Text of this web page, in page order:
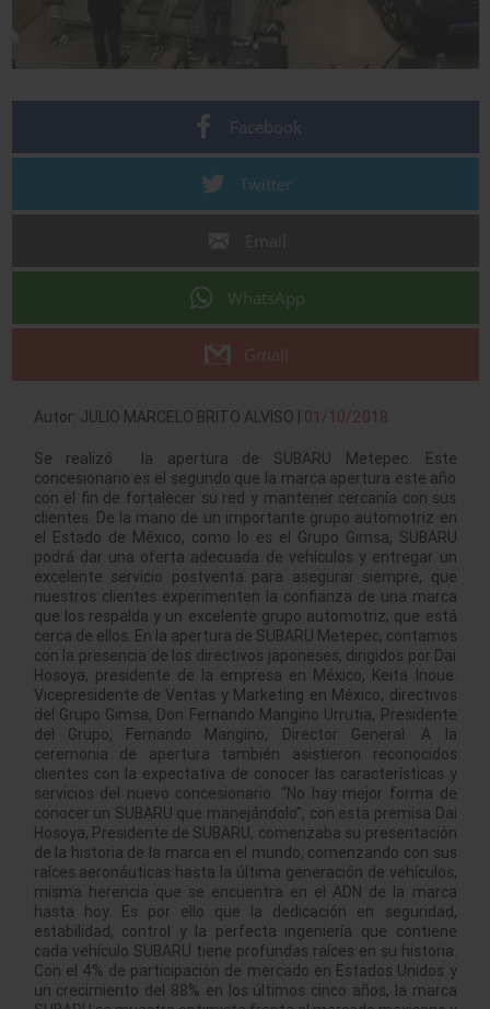
Facebook
Twitter
WhatsApp
Gmail
Autor: JULIO MARCELO BRITO ALVISO | 01/10/2018
Se realizó la apertura de SUBARU Metepec. Este
concesionario es el segundo que la marca apertura este año
con el fin de fortalecer su red y mantener cercanía con sus
clientes. De la mano de un importante grupo automotriz en
el Estado de México, como lo es el Grupo Gimsa, SUBARU
podrá dar una oferta adecuada de vehículos y entregar un
excelente servicio postventa para asegurar siempre, que
nuestros clientes experimenten la confianza de una marca
que los respalda y un excelente grupo automotriz, que está
cerca de ellos. En la apertura de SUBARU Metepec, contamos
con la presencia de los directivos japoneses, dirigidos por Dai
Hosoya, presidente de la empresa en México, Keita Inoue.
Vicepresidente de Ventas y Marketing en México, directivos
del Grupo Gimsa, Don Fernando Mangino Urrutia, Presidente
del Grupo, Fernando Mangino, Director General. A la
ceremonia de apertura también asistieron reconocidos
clientes con la expectativa de conocer las características y
servicios del nuevo concesionario. “No hay mejor forma de
conocer un SUBARU que manejándolo”, con esta premisa Dai
Hosoya, Presidente de SUBARU, comenzaba su presentación
de la historia de la marca en el mundo, comenzando con sus
raíces aeronáuticas hasta la última generación de vehículos,
misma herencia que se encuentra en el ADN de la marca
hasta hoy. Es por ello que la dedicación en seguridad,
estabilidad, control y la perfecta ingeniería que contiene
cada vehículo SUBARU tiene profundas raíces en su historia.
Con el 4% de participación de mercado en Estados Unidos y
un crecimiento del 88% en los últimos cinco años, la marca